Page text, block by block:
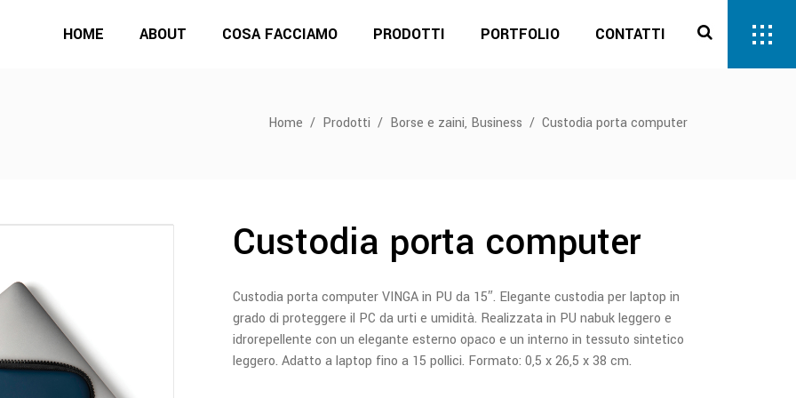
HOME ABOUT COSA FACCIAMO PRODOTTI PORTFOLIO CONTATTI
Home / Prodotti / Borse e zaini, Business / Custodia porta computer
Custodia porta computer
Custodia porta computer VINGA in PU da 15″. Elegante custodia per laptop in
grado di proteggere il PC da urti e umidità. Realizzata in PU nabuk leggero e
idrorepellente con un elegante esterno opaco e un interno in tessuto sintetico
leggero. Adatto a laptop fino a 15 pollici. Formato: 0,5 x 26,5 x 38 cm.